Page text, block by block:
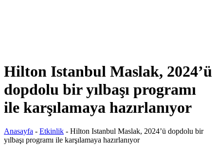
Hilton Istanbul Maslak, 2024’ü
dopdolu bir yılbaşı programı
ile karşılamaya hazırlanıyor
Anasayfa - Etkinlik - Hilton Istanbul Maslak, 2024’ü dopdolu bir
yılbaşı programı ile karşılamaya hazırlanıyor